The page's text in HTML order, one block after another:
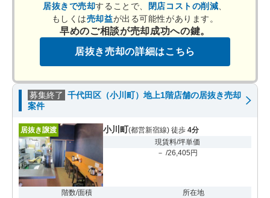
居抜きで売却することで、 閉店コストの削減
もしくは売却益が出る可能性があります。
早めのご相談が売却成功への鍵。
居抜き売却の詳細はこちら
募集終了 千代田区（小川町）地上1階店舗の居抜き売却
案件
居抜き譲渡 小川町(都営新宿線) 徒歩 4分
現賃料/坪単価
－ /26,405円
階数/面積
所在地